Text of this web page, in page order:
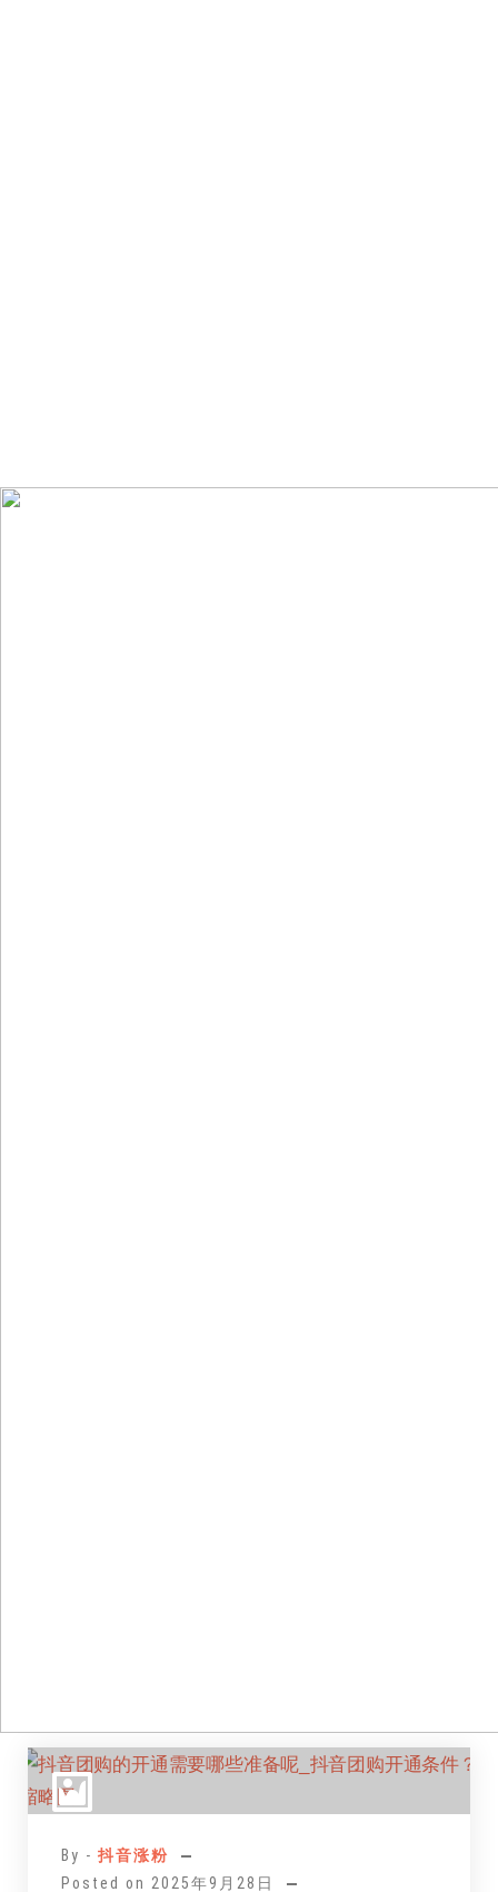
By - 抖音涨粉
Posted on 2025年9月28日